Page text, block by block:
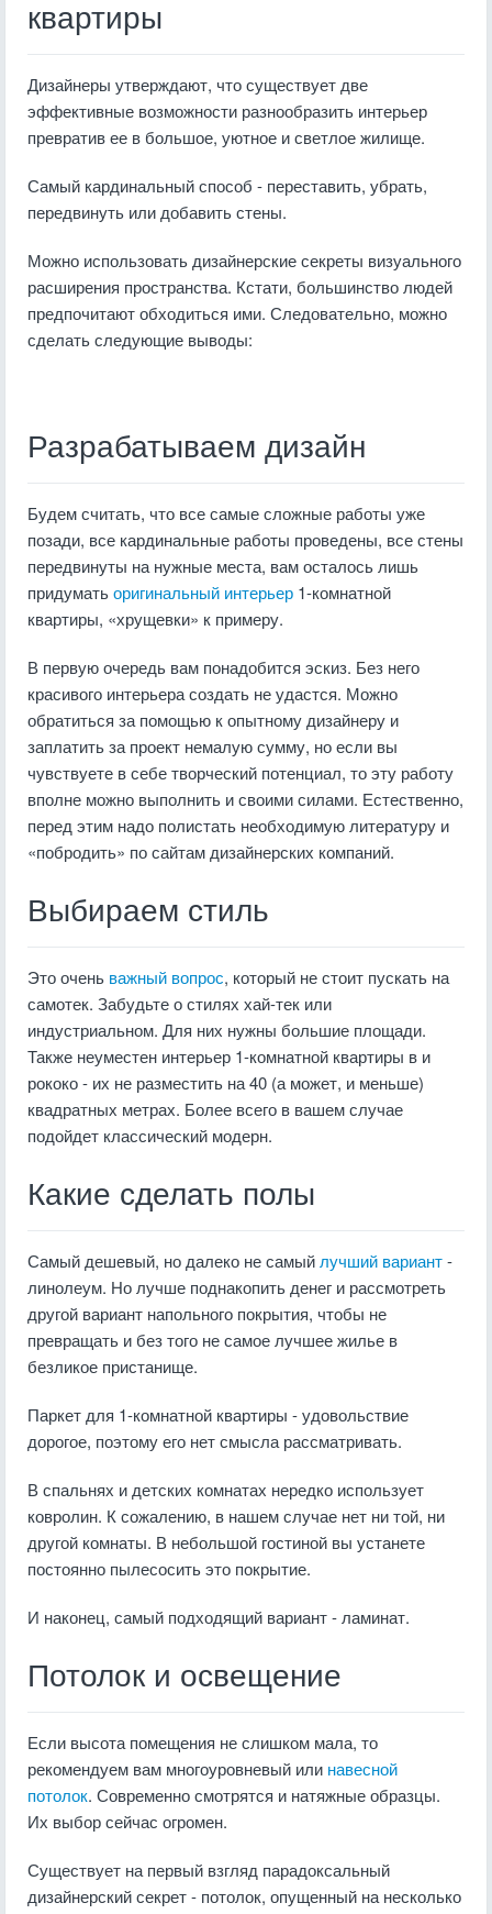
квартиры
Дизайнеры утверждают, что существует две
эффективные возможности разнообразить интерьер
превратив ее в большое, уютное и светлое жилище.
Самый кардинальный способ - переставить, убрать,
передвинуть или добавить стены.
Можно использовать дизайнерские секреты визуального
расширения пространства. Кстати, большинство людей
предпочитают обходиться ими. Следовательно, можно
сделать следующие выводы:
Разрабатываем дизайн
Будем считать, что все самые сложные работы уже
позади, все кардинальные работы проведены, все стены
передвинуты на нужные места, вам осталось лишь
придуматьоригинальный интерьер 1-комнатной
квартиры, «хрущевки» к примеру.
В первую очередь вам понадобится эскиз. Без него
красивого интерьера создать не удастся. Можно
обратиться за помощью к опытному дизайнеру и
заплатить за проект немалую сумму, но если вы
чувствуете в себе творческий потенциал, то эту работу
вполне можно выполнить и своими силами. Естественно,
перед этим надо полистать необходимую литературу и
«побродить» по сайтам дизайнерских компаний.
Выбираем стиль
Это очень важный вопрос, который не стоит пускать на
самотек. Забудьте о стилях хай-тек или
индустриальном. Для них нужны большие площади.
Также неуместен интерьер 1-комнатной квартиры в и
рококо - их не разместить на 40 (а может, и меньше)
квадратных метрах. Более всего в вашем случае
подойдет классический модерн.
Какие сделать полы
Самый дешевый, но далеко не самый лучший вариант-
линолеум. Но лучше поднакопить денег и рассмотреть
другой вариант напольного покрытия, чтобы не
превращать и без того не самое лучшее жилье в
безликое пристанище.
Паркет для 1-комнатной квартиры - удовольствие
дорогое, поэтому его нет смысла рассматривать.
В спальнях и детских комнатах нередко использует
ковролин. К сожалению, в нашем случае нет ни той, ни
другой комнаты. В небольшой гостиной вы устанете
постоянно пылесосить это покрытие.
И наконец, самый подходящий вариант - ламинат.
Потолок и освещение
Если высота помещения не слишком мала, то
рекомендуем вам многоуровневый или навесной
потолок. Современно смотрятся и натяжные образцы.
Их выбор сейчас огромен.
Существует на первый взгляд парадоксальный
дизайнерский секрет - потолок, опущенный на несколько